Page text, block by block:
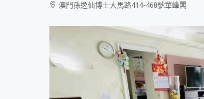
澳門孫逸仙博士大馬路414-468號華峰閣